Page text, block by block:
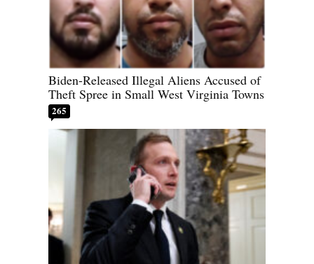
Biden-Released Illegal Aliens Accused of
Theft Spree in Small West Virginia Towns
265